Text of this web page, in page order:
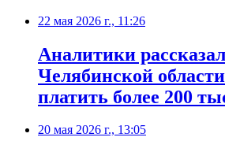
22 мая 2026 г., 11:26
Аналитики
Челябинской
платить более 200
20 мая 2026 г., 13:05